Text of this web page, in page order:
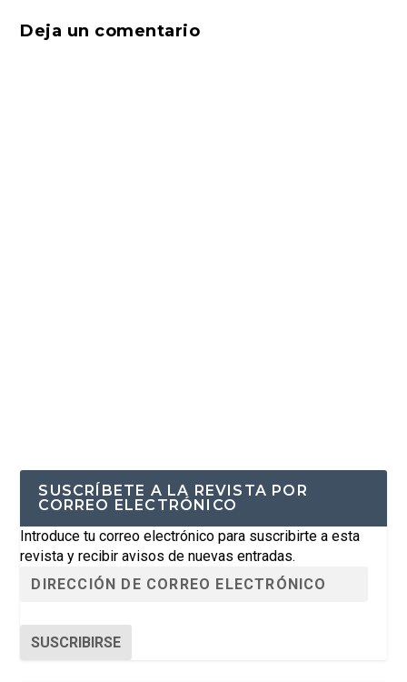
Deja un comentario
SUSCRÍBETE A LA REVISTA POR
CORREO ELECTRÓNICO
Introduce tu correo electrónico para suscribirte a esta
revista y recibir avisos de nuevas entradas.
SUSCRIBIRSE